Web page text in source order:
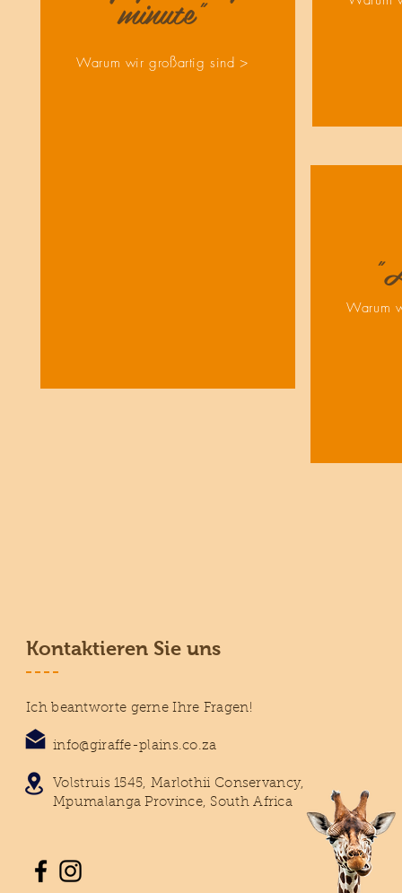
minute"
Warum wir großartig sind >
Warum
Kontaktieren Sie uns
Ich beantworte gerne Ihre Fragen!
info@giraffe-plains.co.za
Volstruis 1545, Marlothii Conservancy,
Mpumalanga Province, South Africa